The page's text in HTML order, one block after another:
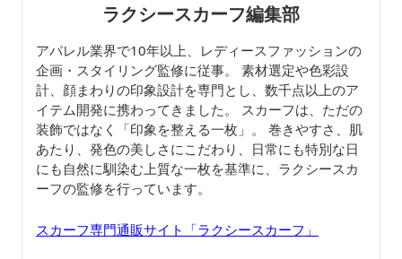
ラクシースカーフ編集部
アパレル業界で10年以上、レディースファッションの
企画・スタイリング監修に従事。 素材選定や色彩設
計、顔まわりの印象設計を専門とし、数千点以上のア
イテム開発に携わってきました。 スカーフは、ただの
装飾ではなく「印象を整える一枚」。 巻きやすさ、肌
あたり、発色の美しさにこだわり、日常にも特別な日
にも自然に馴染む上質な一枚を基準に、ラクシースカ
ーフの監修を行っています。
スカーフ専門通販サイト「ラクシースカーフ」